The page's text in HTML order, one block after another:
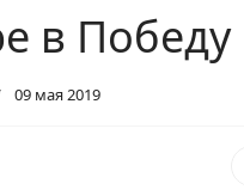
в Победу
09 мая 2019